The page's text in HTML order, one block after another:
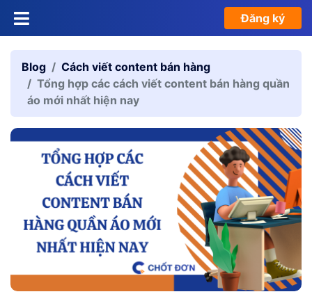
Đăng ký
Blog
Cách viết content bán hàng
Tổng hợp các cách viết content bán hàng quần
áo mới nhất hiện nay